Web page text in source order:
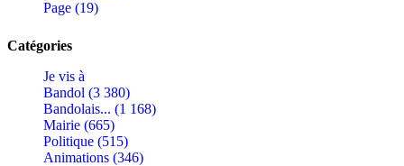
Page (19)
Catégories
Je vis à
Bandol (3 380)
Bandolais... (1 168)
Mairie (665)
Politique (515)
Animations (346)